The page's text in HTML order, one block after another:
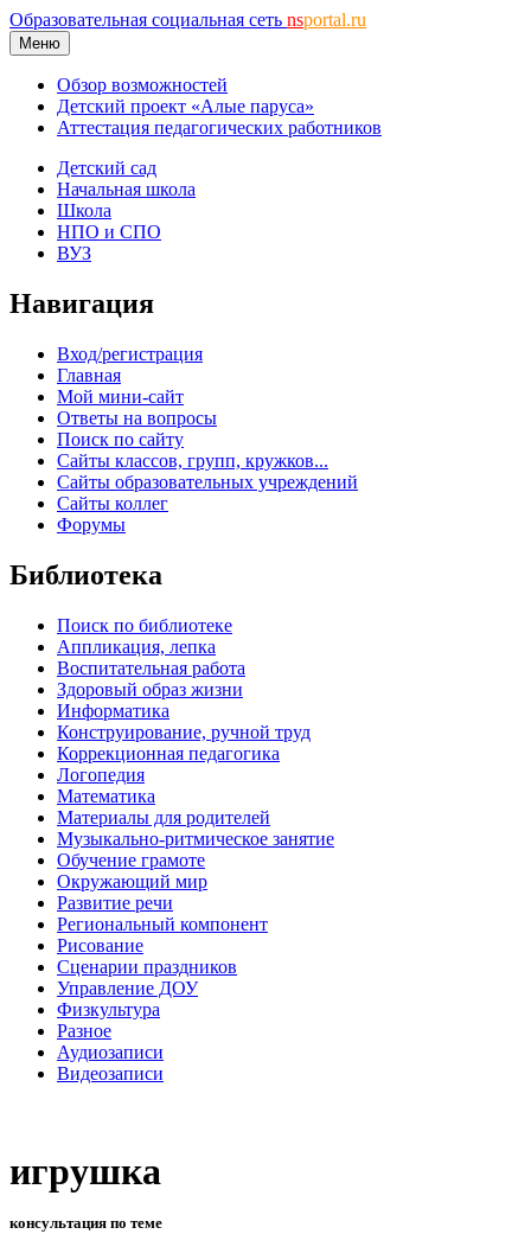
Образовательная социальная сеть nsportal.ru
Меню
Обзор возможностей
Детский проект «Алые паруса»
Аттестация педагогических работников
Детский сад
Начальная школа
Школа
НПО и СПО
ВУЗ
Навигация
Вход/регистрация
Главная
Мой мини-сайт
Ответы на вопросы
Поиск по сайту
Сайты классов, групп, кружков...
Сайты образовательных учреждений
Сайты коллег
Форумы
Библиотека
Поиск по библиотеке
Аппликация, лепка
Воспитательная работа
Здоровый образ жизни
Информатика
Конструирование, ручной труд
Коррекционная педагогика
Логопедия
Математика
Материалы для родителей
Музыкально-ритмическое занятие
Обучение грамоте
Окружающий мир
Развитие речи
Региональный компонент
Рисование
Сценарии праздников
Управление ДОУ
Физкультура
Разное
Аудиозаписи
Видеозаписи
игрушка
консультация по теме